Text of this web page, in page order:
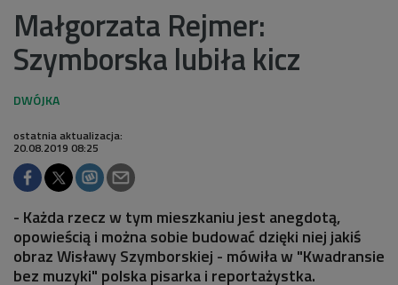
Małgorzata Rejmer:
Szymborska lubiła kicz
ostatnia aktualizacja:
20.08.2019 08:25
- Każda rzecz w tym mieszkaniu jest anegdotą,
opowieścią i można sobie budować dzięki niej jakiś
obraz Wisławy Szymborskiej - mówiła w "Kwadransie
bez muzyki" polska pisarka i reportażystka.